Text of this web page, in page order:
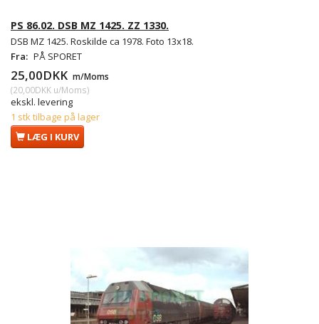
PS 86.02. DSB MZ 1425. ZZ 1330.
DSB MZ 1425. Roskilde ca 1978. Foto 13x18.
Fra: PÅ SPORET
25,00DKK m/Moms
(20,00DKK u/Moms)
ekskl. levering
1 stk tilbage på lager
LÆG I KURV